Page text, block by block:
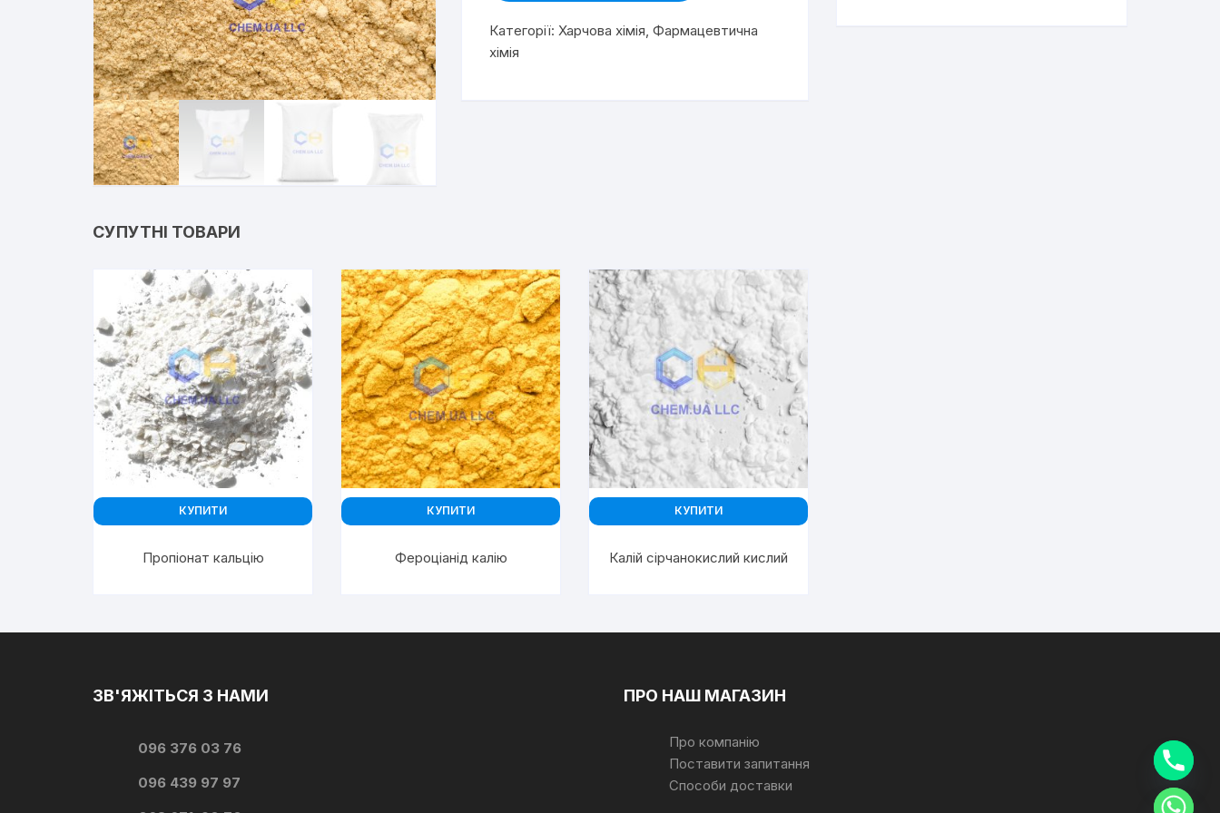
Категорії:Харчова хімія,Фармацевтична
хімія
СУПУТНІ ТОВАРИ
КУПИТИ
Пропіонат кальцію
КУПИТИ
Фероціанід калію
КУПИТИ
Калій сірчанокислий кислий
ЗВ'ЯЖІТЬСЯ З НАМИ
096 376 03 76
096 439 97 97
ПРО НАШ МАГАЗИН
Про компанію
Поставити запитання
Способи доставки